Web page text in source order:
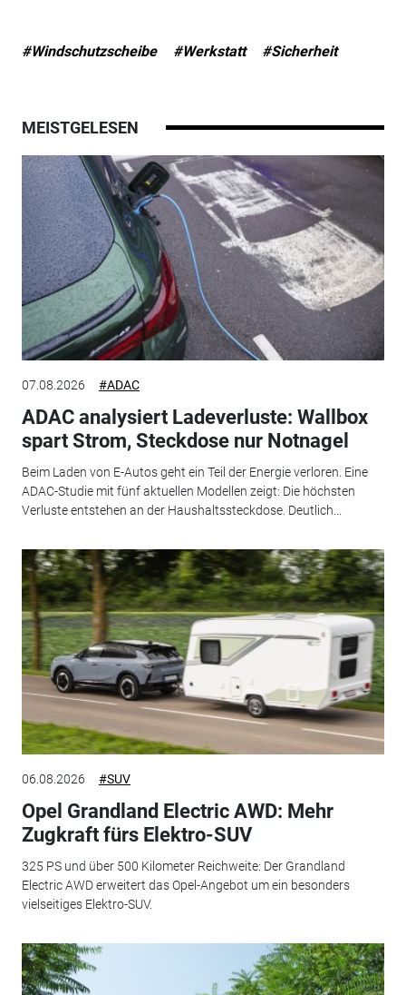
#Windschutzscheibe #Werkstatt #Sicherheit
MEISTGELESEN
07.08.2026 #ADAC
ADAC analysiert Ladeverluste: Wallbox
spart Strom, Steckdose nur Notnagel
Beim Laden von E-Autos geht ein Teil der Energie verloren. Eine
ADAC-Studie mit fünf aktuellen Modellen zeigt: Die höchsten
Verluste entstehen an der Haushaltssteckdose. Deutlich...
06.08.2026 #SUV
Opel Grandland Electric AWD: Mehr
Zugkraft fürs Elektro-SUV
325 PS und über 500 Kilometer Reichweite: Der Grandland
Electric AWD erweitert das Opel-Angebot um ein besonders
vielseitiges Elektro-SUV.